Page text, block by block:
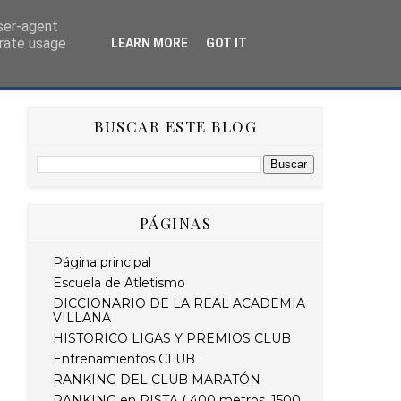
HISTÓRICO RETO STRAVA DEL MES
BUSCAR ESTE BLOG
PÁGINAS
Página principal
Escuela de Atletismo
DICCIONARIO DE LA REAL ACADEMIA
VILLANA
HISTORICO LIGAS Y PREMIOS CLUB
Entrenamientos CLUB
RANKING DEL CLUB MARATÓN
agent
usage
LEARN MORE GOT IT